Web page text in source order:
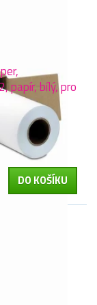
papír, bílý, pro
DO KOŠÍKU